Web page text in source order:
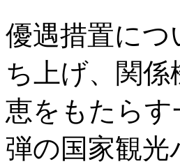
優遇措置につ
ち上げ、関
恵をもたら
弾の国家観